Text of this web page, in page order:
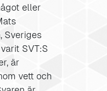
eller
Sveriges
SVT:S
är
vett och